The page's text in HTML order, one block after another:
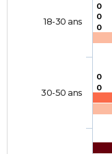
0
0
0
0
0
18-30 ans
30-50 ans